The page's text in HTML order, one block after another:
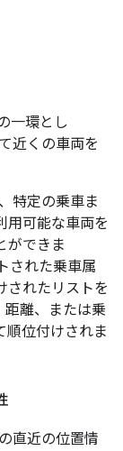
一環とし
近くの車両を
特定の乗車ま
用可能な車両を
ができま
された乗車属
されたリストを
距離、または乗
順位付けされま
直近の位置情